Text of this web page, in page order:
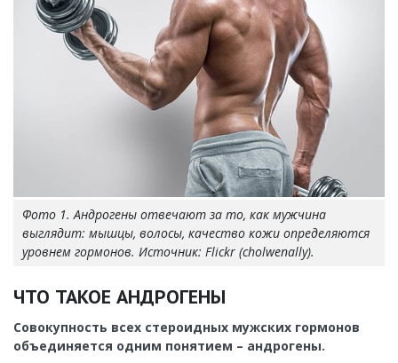
Фото 1. Андрогены отвечают за то, как мужчина
выглядит: мышцы, волосы, качество кожи определяются
уровнем гормонов. Источник: Flickr (cholwenally).
ЧТО ТАКОЕ АНДРОГЕНЫ
Совокупность всех стероидных мужских гормонов
объединяется одним понятием – андрогены.